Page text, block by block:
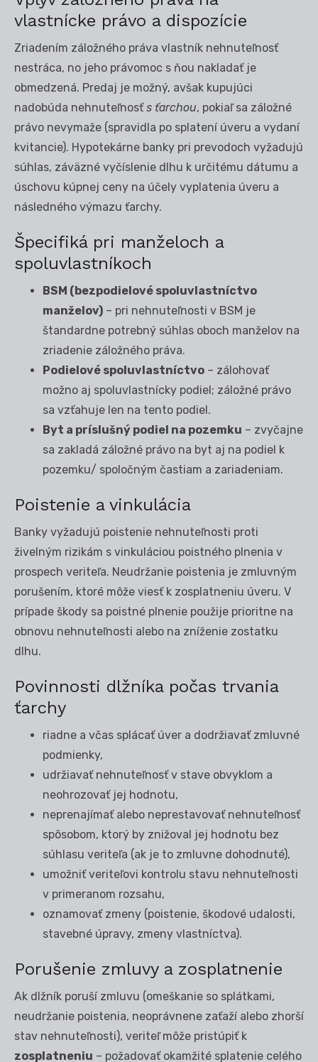
vlastnícke právo a dispozície
Zriadením záložného práva vlastník nehnuteľnosť
nestráca, no jeho právomoc s ňou nakladať je
obmedzená. Predaj je možný, avšak kupujúci
nadobúda nehnuteľnosťs ťarchou, pokiaľ sa záložné
právo nevymaže (spravidla po splatení úveru a vydaní
kvitancie). Hypotekárne banky pri prevodoch vyžadujú
súhlas, záväzné vyčíslenie dlhu k určitému dátumu a
úschovu kúpnej ceny na účely vyplatenia úveru a
následného výmazu ťarchy.
Špecifiká pri manželoch a
spoluvlastníkoch
BSM (bezpodielové spoluvlastníctvo
manželov) – pri nehnuteľnosti v BSM je
štandardne potrebný súhlas oboch manželov na
zriadenie záložného práva.
Podielové spoluvlastníctvo – zálohovať
možno aj spoluvlastnícky podiel; záložné právo
sa vzťahuje len na tento podiel.
Byt a príslušný podiel na pozemku – zvyčajne
sa zakladá záložné právo na byt aj na podiel k
pozemku/ spoločným častiam a zariadeniam.
Poistenie a vinkulácia
Banky vyžadujú poistenie nehnuteľnosti proti
živelným rizikám s vinkuláciou poistného plnenia v
prospech veriteľa. Neudržanie poistenia je zmluvným
porušením, ktoré môže viesť k zosplatneniu úveru. V
prípade škody sa poistné plnenie použije prioritne na
obnovu nehnuteľnosti alebo na zníženie zostatku
dlhu.
Povinnosti dlžníka počas trvania
ťarchy
riadne a včas splácať úver a dodržiavať zmluvné
podmienky,
udržiavať nehnuteľnosť v stave obvyklom a
neohrozovať jej hodnotu,
neprenajímať alebo neprestavovať nehnuteľnosť
spôsobom, ktorý by znižoval jej hodnotu bez
súhlasu veriteľa (ak je to zmluvne dohodnuté),
umožniť veriteľovi kontrolu stavu nehnuteľnosti
v primeranom rozsahu,
oznamovať zmeny (poistenie, škodové udalosti,
stavebné úpravy, zmeny vlastníctva).
Porušenie zmluvy a zosplatnenie
Ak dlžník poruší zmluvu (omeškanie so splátkami,
neudržanie poistenia, neoprávnene zaťaží alebo zhorší
stav nehnuteľnosti), veriteľ môže pristúpiť k
zosplatneniu – požadovať okamžité splatenie celého